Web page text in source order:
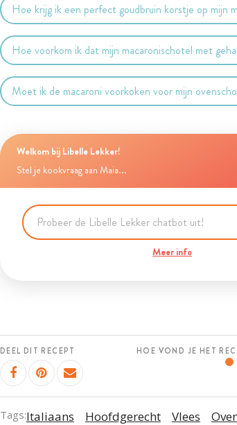
Hoe krijg ik een perfect goudbruin korstje op mijn
Hoe voorkom ik dat mijn macaronischotel met
Moet ik de macaroni voorkoken voor mijn
Welkom bij Libelle Lekker!
Stel je kookvraag aan Maia...
Meer info
DEEL DIT RECEPT HOE VOND JE HET
Tags:Italiaans Hoofdgerecht Vlees